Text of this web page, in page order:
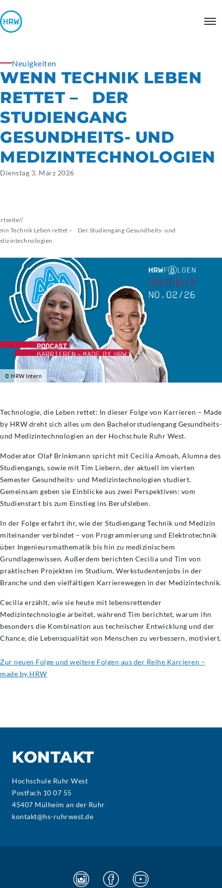
Neuigkeiten
WENN TECHNIK LEBEN
RETTET – DER
STUDIENGANG
GESUNDHEITS- UND
MEDIZINTECHNOLOGIEN
Dienstag 3. März 2026
//
Technik Leben rettet – Der Studiengang Gesundheits- und
© HRW Intern
Technologie, die Leben rettet: In dieser Folge von Karrieren – Made
by HRW dreht sich alles um den Bachelorstudiengang Gesundheits-
und Medizintechnologien an der Hochschule Ruhr West.
Moderator Olaf Brinkmann spricht mit Cecilia Amoah, Alumna des
Studiengangs, sowie mit Tim Liebern, der aktuell im vierten
Semester Gesundheits- und Medizintechnologien studiert.
Gemeinsam geben sie Einblicke aus zwei Perspektiven: vom
Studienstart bis zum Einstieg ins Berufsleben.
In der Folge erfahrt ihr, wie der Studiengang Technik und Medizin
miteinander verbindet – von Programmierung und Elektrotechnik
über Ingenieursmathematik bis hin zu medizinischem
Grundlagenwissen. Außerdem berichten Cecilia und Tim von
praktischen Projekten im Studium, Werkstudentenjobs in der
Branche und den vielfältigen Karrierewegen in der Medizintechnik.
Cecilia erzählt, wie sie heute mit lebensrettender
Medizintechnologie arbeitet, während Tim berichtet, warum ihn
besonders die Kombination aus technischer Entwicklung und der
Chance, die Lebensqualität von Menschen zu verbessern, motiviert.
Zur neuen Folge und weitere Folgen aus der Reihe Karrieren –
made by HRW
KONTAKT
Hochschule Ruhr West
Postfach 10 07 55
45407 Mülheim an der Ruhr
kontakt@hs-ruhrwest.de